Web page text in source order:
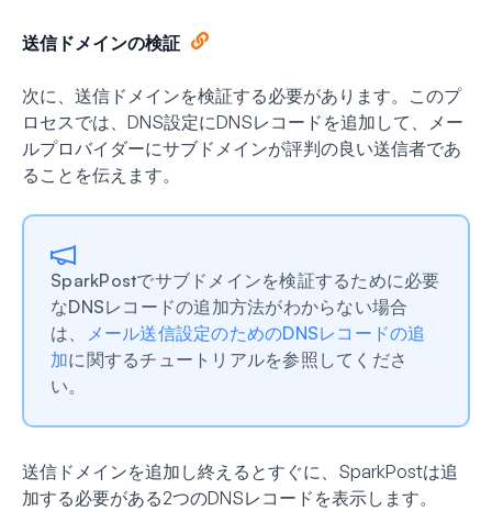
送信ドメインの検証
次に、送信ドメインを検証する必要があります。このプ
ロセスでは、DNS設定にDNSレコードを追加して、メー
ルプロバイダーにサブドメインが評判の良い送信者であ
ることを伝えます。
SparkPostでサブドメインを検証するために必要
なDNSレコードの追加方法がわからない場合
は、
メール送信設定のためのDNSレコードの追
加に関するチュートリアルを参照してくださ
い。
送信ドメインを追加し終えるとすぐに、SparkPostは追
加する必要がある2つのDNSレコードを表示します。